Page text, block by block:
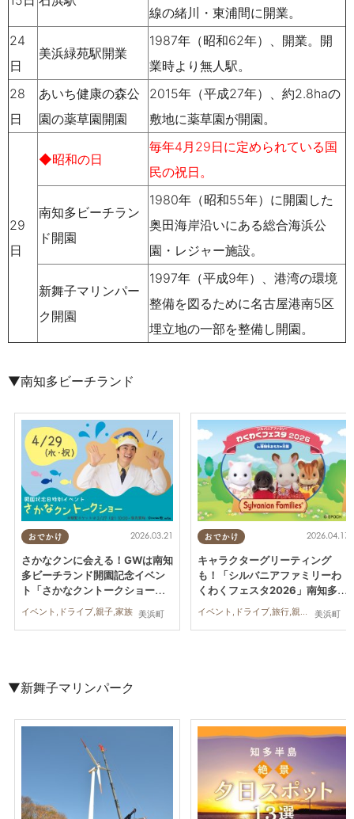
線の緒川・東浦間に開業。
24
日
美浜緑苑駅開業
1987年 （昭和62年）、開業。開
業時より 無人駅。
28
日
あいち健康の森公
園の薬草園開園
2015年 （平成27年）、約2.8haの
敷地に薬草園が開園。
29
日
◆昭和の日
毎年4月29日に定められている国
民の祝日。
南知多ビーチラン
ド開園
1980年 （昭和55年）に開園した
奥田海岸沿いにある総合海浜公
園 ・レジャー施設。
新舞子マリンパー
ク開園
1997年 （平成9年）、港湾の環境
整備を図るために名古屋港南5区
埋立地の一部を整備し開園。
▼南知多ビーチランド
おでかけ
美浜町
2026.03.21
さかなクンに会える！GWは南知
多ビーチランド開園記念イベン
ト「さかなクントークショー」
へ!!4/29(水祝)に開催
イベント,ドライブ,親子,家族
おでかけ
美浜町
2026.04.17
キャラクターグリーティング
も！「シルバニアファミリーわ
くわくフェスタ2026」南知多ビ
ーチランド おもちゃ王国で6/28
(日)まで開催中
イベント,ドライブ,旅行,親子,家族
▼新舞子マリンパーク